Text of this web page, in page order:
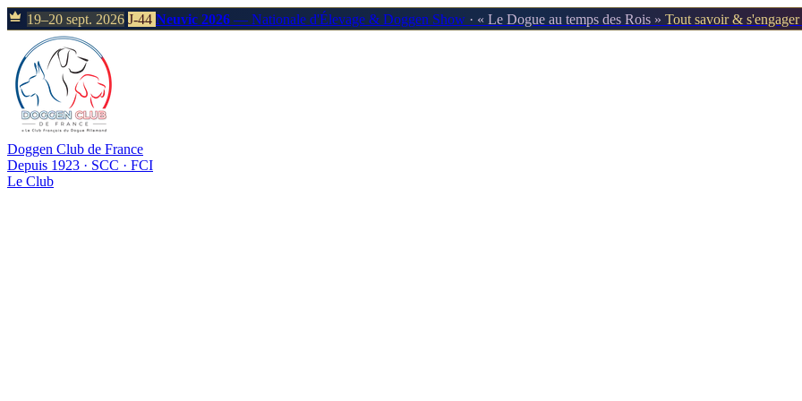
19–20 sept. 2026 J-44 Neuvic 2026 — Nationale d'Élevage & Doggen Show · « Le Dogue au temps des Rois » Tout savoir &
Doggen Club de France
Depuis 1923 · SCC · FCI
Le Club